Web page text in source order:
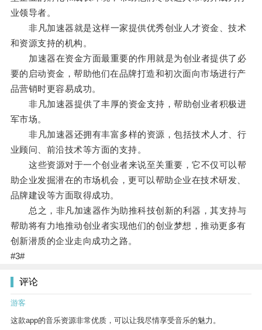
业领导者。
非凡加速器就是这样一家提供优秀创业人才资金、技术
和资源支持的机构。
加速器在资金方面最重要的作用就是为创业者提供了必
要的启动资金，帮助他们在品牌打造和初次面向市场进行产
品营销时更容易成功。
非凡加速器提供了丰厚的资金支持，帮助创业者积极进
军市场。
非凡加速器还拥有丰富多样的资源，包括技术人才、行
业顾问、前沿技术等方面的支持。
这些资源对于一个创业者来说至关重要，它不仅可以帮
助企业发掘潜在的市场机会，更可以帮助企业在技术研发、
品牌建设等方面取得成功。
总之，非凡加速器作为助推科技创新的利器，其支持与
帮助将有力地推动创业者实现他们的创业梦想，推动更多有
创新潜质的企业走向成功之路。
#3#
评论
游客
这款app的音乐资源非常优质，可以让我尽情享受音乐的魅力。